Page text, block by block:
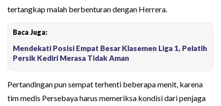
tertangkap malah berbenturan dengan Herrera.
Baca Juga:
Mendekati Posisi Empat Besar Klasemen Liga 1, Pelatih
Persik Kediri Merasa Tidak Aman
Pertandingan pun sempat terhenti beberapa menit, karena
tim medis Persebaya harus memeriksa kondisi dari penjaga